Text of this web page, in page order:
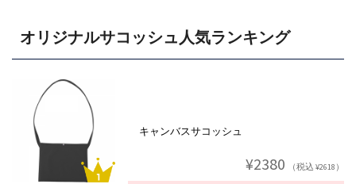
オリジナルサコッシュ人気ランキング
キャンバスサコッシュ
¥2380 （税込 ¥2618）